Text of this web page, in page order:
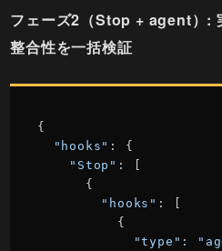
フェーズ2（Stop + agent）:
整合性を一括検証
{
"hooks" : {
"Stop" : [
      {
"hooks" : [
          {
"type" :